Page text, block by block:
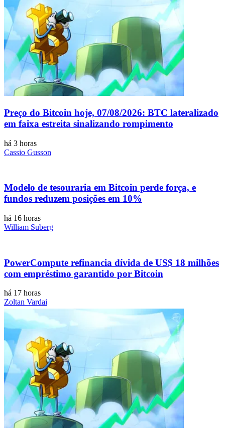
Preço do Bitcoin hoje, 07/08/2026: BTC lateralizado
em faixa estreita sinalizando rompimento
há 3 horas
Cassio Gusson
Modelo de tesouraria em Bitcoin perde força, e
fundos reduzem posições em 10%
há 16 horas
William Suberg
PowerCompute refinancia dívida de US$ 18 milhões
com empréstimo garantido por Bitcoin
há 17 horas
Zoltan Vardai